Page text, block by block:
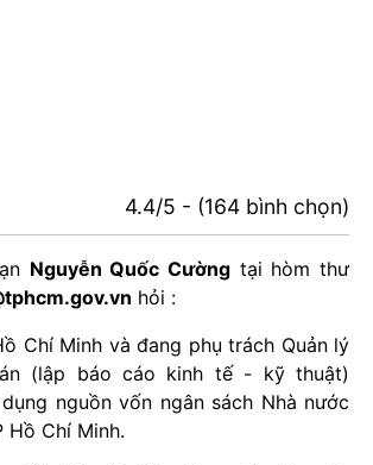
4.4/5 - (164 bình chọn)
Nguyễn Quốc Cường tại hòm thư
hỏi :
Chí Minh và đang phụ trách Quản lý
(lập báo cáo kinh tế - kỹ thuật)
nguồn vốn ngân sách Nhà nước
Hồ Chí Minh.